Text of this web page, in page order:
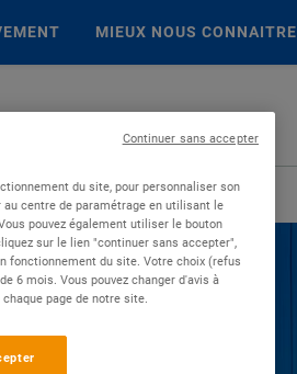
MIEUX NOUS CONNAITRE
du site, pour personnaliser son
centre de paramétrage en utilisant le
pouvez également utiliser le bouton
sur le lien "continuer sans accepter",
fonctionnement du site. Votre choix (refus
6 mois. Vous pouvez changer d'avis à
page de notre site.
Continuer sans accepter